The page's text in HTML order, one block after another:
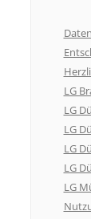
LG
LG
LG
LG
LG
LG